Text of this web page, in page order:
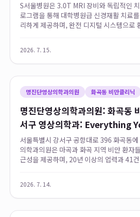
S서울병원은 3.0T MRI 장비와 독립적인
로그램을 통해 대학병원급 신경재활 치료
리하게 제공하며, 완전 디지털 시스템으로
2026. 7. 15.
명진단영상의학과의원 화곡동 비만클리닉
명진단영상의학과의원: 화곡동
서구 영상의학과: Everything
Know
서울특별시 강서구 공항대로 396 화곡동
의학과의원은 마곡과 화곡 지역 비만 환자
근성을 제공하며, 20년 이상의 업력과 41
2026. 7. 14.